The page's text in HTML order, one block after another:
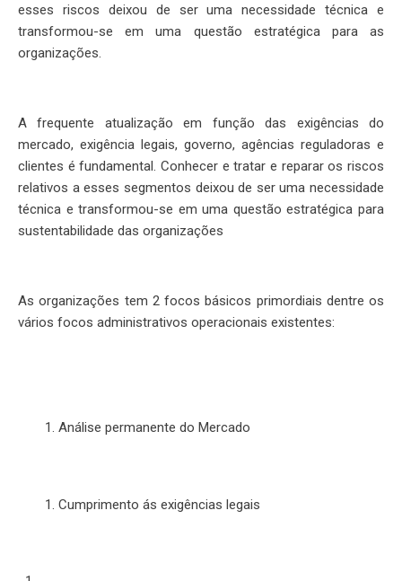
esses riscos deixou de ser uma necessidade técnica e
transformou-se em uma questão estratégica para as
organizações.
A frequente atualização em função das exigências do
mercado, exigência legais, governo, agências reguladoras e
clientes é fundamental. Conhecer e tratar e reparar os riscos
relativos a esses segmentos deixou de ser uma necessidade
técnica e transformou-se em uma questão estratégica para
sustentabilidade das organizações
As organizações tem 2 focos básicos primordiais dentre os
vários focos administrativos operacionais existentes:
Análise permanente do Mercado
Cumprimento ás exigências legais